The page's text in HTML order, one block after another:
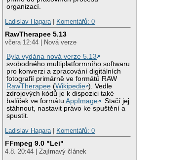
organizací.
Ladislav Hagara
Komentářů: 0
RawTherapee 5.13
včera 12:44 | Nová verze
Byla vydána nová verze 5.13
svobodného multiplatformního softwaru
pro konverzi a zpracování digitálních
fotografií primárně ve formátů RAW
RawTherapee (Wikipedie ). Vedle
zdrojových kódů je k dispozici také
balíček ve formátuAppImage . Stačí jej
stáhnout, nastavit právo ke spuštění a
spustit.
Ladislav Hagara
Komentářů: 0
FFmpeg 9.0 "Lei"
4.8. 20:44 | Zajímavý článek